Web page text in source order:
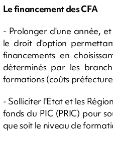
Le financement des CFA
- Prolonger d'une année,
le droit d'option
financements en
déterminés par les
formations (coûts
- Solliciter l'Etat et les
fonds du PIC (PRIC) pour
que soit le niveau de